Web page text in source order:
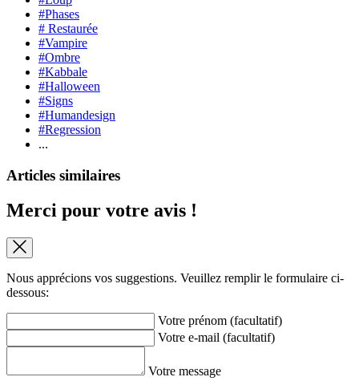
#Phases
# Restaurée
#Vampire
#Ombre
#Kabbale
#Halloween
#Signs
#Humandesign
#Regression
...
Articles similaires
Merci pour votre avis !
Nous apprécions vos suggestions. Veuillez remplir le formulaire ci-
dessous:
Votre prénom (facultatif)
Votre e-mail (facultatif)
Votre message